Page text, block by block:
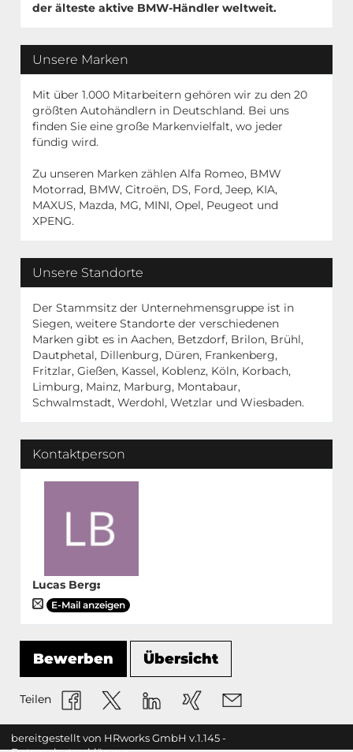
der älteste aktive BMW-Händler weltweit.
Unsere Marken
Mit über 1.000 Mitarbeitern gehören wir zu den 20
größten Autohändlern in Deutschland. Bei uns
finden Sie eine große Markenvielfalt, wo jeder
fündig wird.
Zu unseren Marken zählen Alfa Romeo, BMW
Motorrad, BMW, Citroën, DS, Ford, Jeep, KIA,
MAXUS, Mazda, MG, MINI, Opel, Peugeot und
XPENG.
Unsere Standorte
Der Stammsitz der Unternehmensgruppe ist in
Siegen, weitere Standorte der verschiedenen
Marken gibt es in Aachen, Betzdorf, Brilon, Brühl,
Dautphetal, Dillenburg, Düren, Frankenberg,
Fritzlar, Gießen, Kassel, Koblenz, Köln, Korbach,
Limburg, Mainz, Marburg, Montabaur,
Schwalmstadt, Werdohl, Wetzlar und Wiesbaden.
Kontaktperson
Lucas Berg:
E-Mail anzeigen
Bewerben Übersicht
Teilen
bereitgestellt von HRworks GmbH v.1.145 -